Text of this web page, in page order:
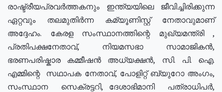
രാഷ്ട്രീയപ്രവർത്തകനും ഇന്ത്യയിലെ ജീവിച്ചിരിക്കുന്ന
ഏറ്റവും തലമുതിർന്ന കമ്യൂണിസ്റ്റ് നേതാവുമാണ്
അദ്ദേഹം. കേരള സംസ്ഥാനത്തിന്റെ മുഖ്യമന്ത്രി ,
പ്രതിപക്ഷനേതാവ്, നിയമസഭാ സാമാജികൻ,
ഭരണപരിഷ്കാര കമ്മീഷൻ അധ്യക്ഷൻ, സി. പി. ഐ.
എമ്മിന്റെ സഥാപക നേതാവ്, പോളിറ്റ് ബ്യുറോ അംഗം,
സംസ്ഥാന സെക്രട്ടറി, ദേശാഭിമാനി പത്രാധിപർ,